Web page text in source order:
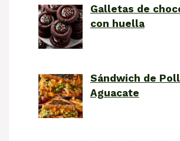
Galletas de
con huella
Sándwich de
Aguacate